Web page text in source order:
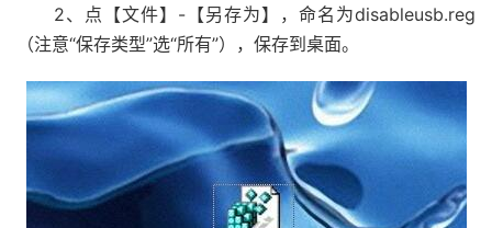
2、点【文件】-【另存为】，命名为disableusb.reg
（注意“保存类型”选“所有”），保存到桌面。